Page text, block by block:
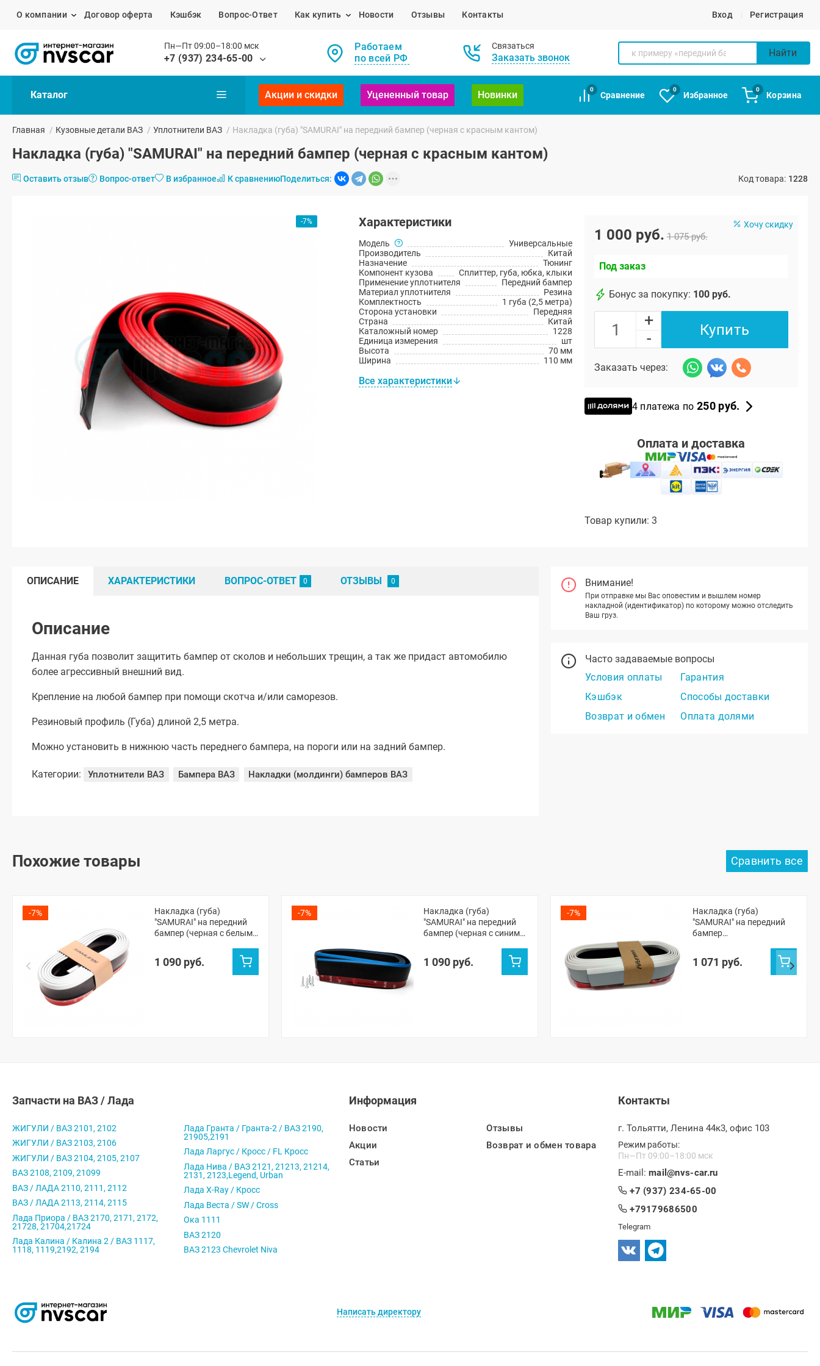
О компании Договор оферта Кэшбэк Вопрос-Ответ Как купить Новости Отзывы Контакты Вход Регистрация
Пн—Пт 09:00–18:00 мск
+7 (937) 234-65-00
Работаем
по всей РФ
Связаться
Заказать звонок Найти
Каталог Акции и скидки Уцененный товар Новинки
0
Сравнение
0
Избранное
0
Корзина
Главная / Кузовные детали ВАЗ / Уплотнители ВАЗ / Накладка (губа) "SAMURAI" на передний бампер (черная с красным кантом)
Накладка (губа) "SAMURAI" на передний бампер (черная с красным кантом)
Оставить отзыв Вопрос-ответ В избранное К сравнениюПоделиться: Код товара: 1228
-7% Характеристики
Модель
Универсальные
Производитель
Китай
Назначение
Тюнинг
Компонент кузова
Сплиттер, губа, юбка, клыки
Применение уплотнителя
Передний бампер
Материал уплотнителя
Резина
Комплектность
1 губа (2,5 метра)
Сторона установки
Передняя
Страна
Китай
Каталожный номер
1228
Единица измерения
шт
Высота
70 мм
Ширина
110 мм
Все характеристики
Хочу скидку
1 000 руб. 1 075 руб.
Под заказ
Бонус за покупку: 100 руб.
+
-
Купить
Заказать через:
4 платежа по 250 руб.
Оплата и доставка
Товар купили: 3
Внимание!
При отправке мы Вас оповестим и вышлем номер
накладной (идентификатор) по которому можно отследить
Ваш груз.
Часто задаваемые вопросы
Условия оплаты
Гарантия
Кэшбэк
Способы доставки
Возврат и обмен
Оплата долями
ОПИСАНИЕ ХАРАКТЕРИСТИКИ ВОПРОС-ОТВЕТ ОТЗЫВЫ
Описание
Данная губа позволит защитить бампер от сколов и небольших трещин, а так же придаст автомобилю
более агрессивный внешний вид.
Крепление на любой бампер при помощи скотча и/или саморезов.
Резиновый профиль (Губа) длиной 2,5 метра.
Можно установить в нижнюю часть переднего бампера, на пороги или на задний бампер.
Категории: Уплотнители ВАЗ Бампера ВАЗ Накладки (молдинги) бамперов ВАЗ
Похожие товары
-7%
Накладка (губа)
"SAMURAI" на передний
бампер (черная с белым
1 090 руб.
-7%
Накладка (губа)
"SAMURAI" на передний
бампер (черная с синим
1 090 руб.
-7%
Накладка (губа)
"SAMURAI" на передний
бампер
1 071 руб.
Запчасти на ВАЗ / Лада
ЖИГУЛИ / ВАЗ 2101, 2102
ЖИГУЛИ / ВАЗ 2103, 2106
ЖИГУЛИ / ВАЗ 2104, 2105, 2107
ВАЗ 2108, 2109, 21099
ВАЗ / ЛАДА 2110, 2111, 2112
ВАЗ / ЛАДА 2113, 2114, 2115
Лада Приора / ВАЗ 2170, 2171, 2172,
21728, 21704,21724
Лада Калина / Калина 2 / ВАЗ 1117,
1118, 1119,2192, 2194
Лада Гранта / Гранта-2 / ВАЗ 2190,
21905,2191
Лада Ларгус / Кросс / FL Кросс
Лада Нива / ВАЗ 2121, 21213, 21214,
2131, 2123,Legend, Urban
Лада X-Ray / Кросс
Лада Веста / SW / Cross
Ока 1111
ВАЗ 2120
ВАЗ 2123 Chevrolet Niva
Информация
Новости
Акции
Статьи
Отзывы
Возврат и обмен товара
Контакты
г. Тольятти, Ленина 44к3, офис 103
Режим работы:
Пн—Пт 09:00–18:00 мск
E-mail: mail@nvs-car.ru
+7 (937) 234-65-00
+79179686500
Telegram
Написать директору